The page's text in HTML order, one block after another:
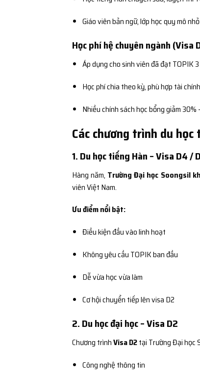
Giáo viên bản ngữ, lớp học quy mô nhỏ
Học phí hệ chuyên ngành (Visa
Áp dụng cho sinh viên đã đạt TOPIK
Học phí chia theo kỳ, phù hợp tài
Nhiều chính sách học bổng giảm 30%
Các chương trình du
1. Du học tiếng Hàn – Visa D4 /
Hàng năm, Trường Đại học Soongsil
viên Việt Nam.
Ưu điểm nổi bật:
Điều kiện đầu vào linh hoạt
Không yêu cầu TOPIK ban đầu
Dễ vừa học vừa làm
Cơ hội chuyển tiếp lên visa D2
2. Du học đại học – Visa D2
Chương trìnhVisa D2tại Trường Đại học
Công nghệ thông tin